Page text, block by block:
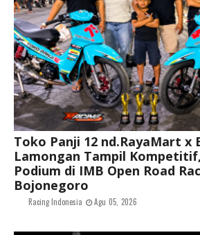
Toko Panji 12 nd.RayaMart x
Lamongan Tampil
Podium di IMB Open Road
Bojonegoro
Racing Indonesia Agu 05, 2026